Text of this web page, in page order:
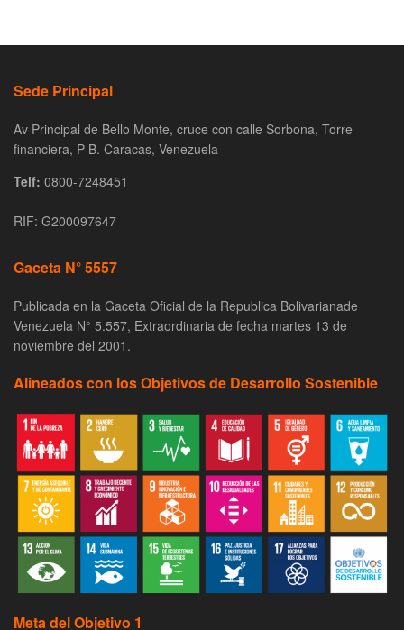
Sede Principal
Av Principal de Bello Monte, cruce con calle Sorbona, Torre
financiera, P-B. Caracas, Venezuela
Telf: 0800-7248451
RIF: G200097647
Gaceta N° 5557
Publicada en la Gaceta Oficial de la Republica Bolivarianade
Venezuela N° 5.557, Extraordinaria de fecha martes 13 de
noviembre del 2001.
Alineados con los Objetivos de Desarrollo Sostenible
Meta del Objetivo 1